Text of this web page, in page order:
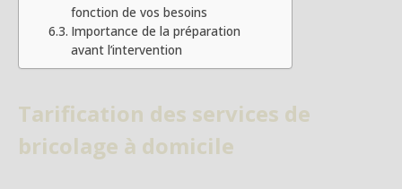
fonction de vos besoins
Importance de la préparation
avant l’intervention
Tarification des services de
bricolage à domicile